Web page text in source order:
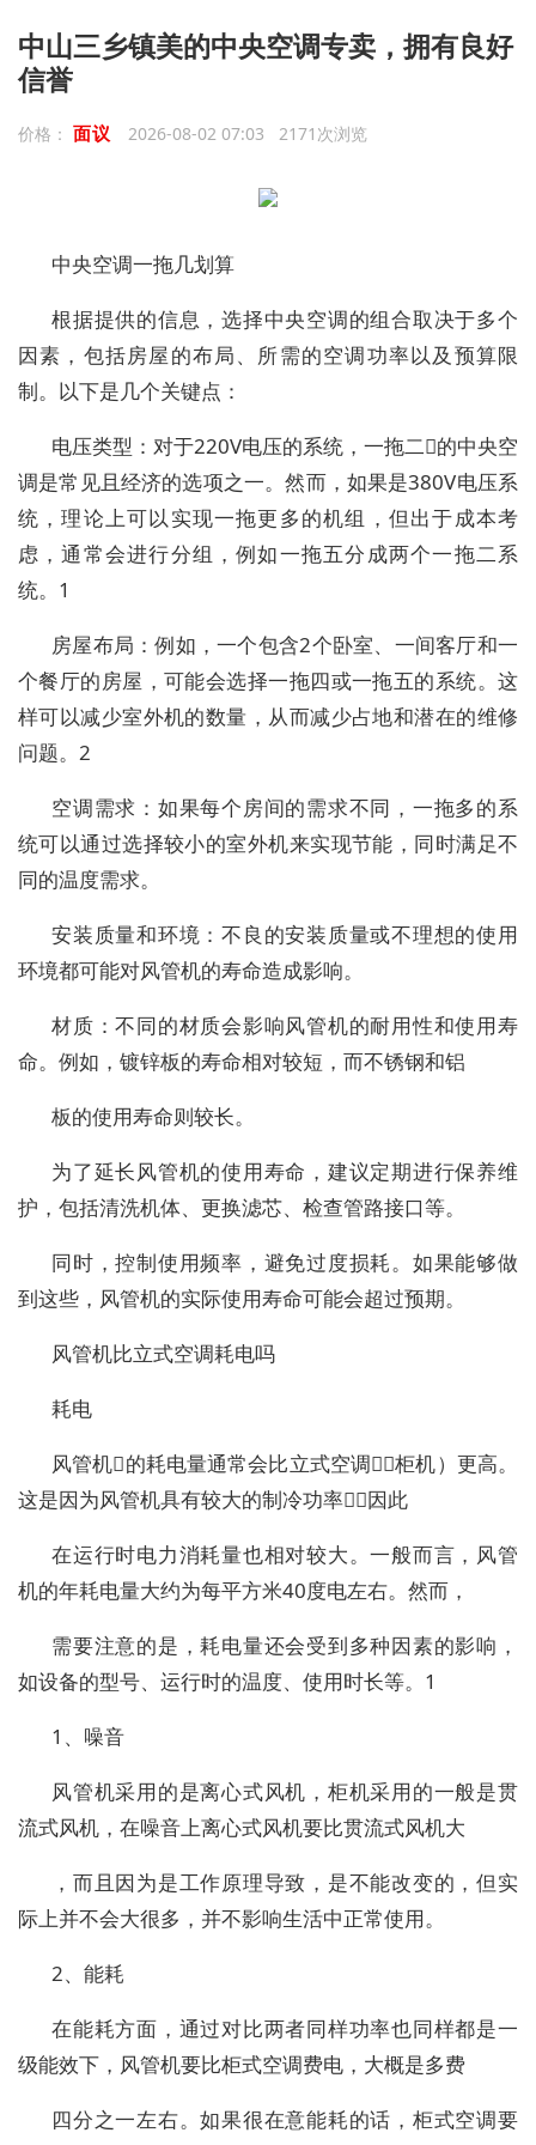
中山三乡镇美的中央空调专卖，拥有良好
信誉
价格： 面议 2026-08-02 07:03 2171次浏览
中央空调一拖几划算
根据提供的信息，选择中央空调的组合取决于多个
因素，包括房屋的布局、所需的空调功率以及预算限
制。以下是几个关键点：
电压类型：对于220V电压的系统，一拖二的中央空
调是常见且经济的选项之一。然而，如果是380V电压系
统，理论上可以实现一拖更多的机组，但出于成本考
虑，通常会进行分组，例如一拖五分成两个一拖二系
统。1
房屋布局：例如，一个包含2个卧室、一间客厅和一
个餐厅的房屋，可能会选择一拖四或一拖五的系统。这
样可以减少室外机的数量，从而减少占地和潜在的维修
问题。2
空调需求：如果每个房间的需求不同，一拖多的系
统可以通过选择较小的室外机来实现节能，同时满足不
同的温度需求。
安装质量和环境：不良的安装质量或不理想的使用
环境都可能对风管机的寿命造成影响。
材质：不同的材质会影响风管机的耐用性和使用寿
命。例如，镀锌板的寿命相对较短，而不锈钢和铝
板的使用寿命则较长。
为了延长风管机的使用寿命，建议定期进行保养维
护，包括清洗机体、更换滤芯、检查管路接口等。
同时，控制使用频率，避免过度损耗。如果能够做
到这些，风管机的实际使用寿命可能会超过预期。
风管机比立式空调耗电吗
耗电
风管机的耗电量通常会比立式空调（柜机）更高。
这是因为风管机具有较大的制冷功率，因此
在运行时电力消耗量也相对较大。一般而言，风管
机的年耗电量大约为每平方米40度电左右。然而，
需要注意的是，耗电量还会受到多种因素的影响，
如设备的型号、运行时的温度、使用时长等。1
1、噪音
风管机采用的是离心式风机，柜机采用的一般是贯
流式风机，在噪音上离心式风机要比贯流式风机大
，而且因为是工作原理导致，是不能改变的，但实
际上并不会大很多，并不影响生活中正常使用。
2、能耗
在能耗方面，通过对比两者同样功率也同样都是一
级能效下，风管机要比柜式空调费电，大概是多费
四分之一左右。如果很在意能耗的话，柜式空调要